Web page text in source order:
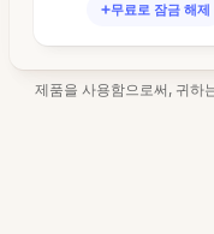
무료로 잠금 해제
제품을 사용함으로써, 귀하